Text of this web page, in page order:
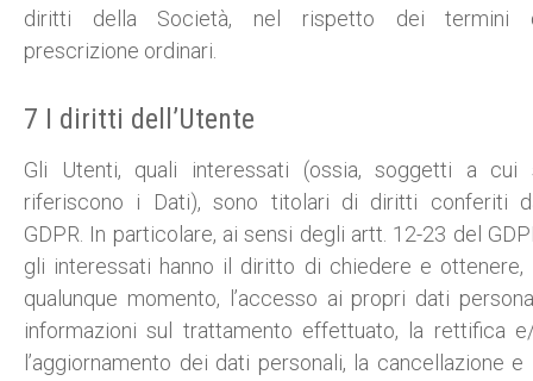
diritti della Società, nel rispetto dei termini
prescrizione ordinari.
7 I diritti dell’Utente
Gli Utenti, quali interessati (ossia, soggetti a cui
riferiscono i Dati), sono titolari di diritti conferiti
GDPR. In particolare, ai sensi degli artt. 12-23 del
gli interessati hanno il diritto di chiedere e ottenere,
qualunque momento, l’accesso ai propri dati
informazioni sul trattamento effettuato, la rettifica
l’aggiornamento dei dati personali, la cancellazione e